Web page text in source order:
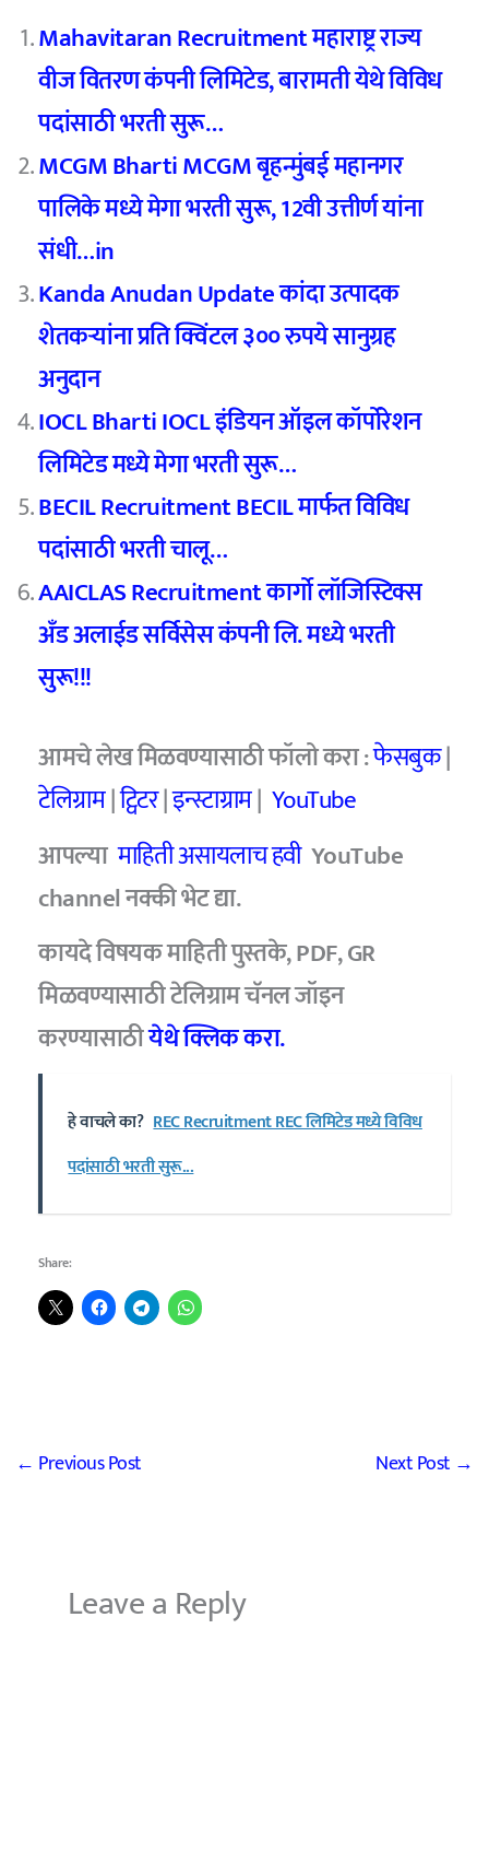
Mahavitaran Recruitment महाराष्ट्र राज्य
वीज वितरण कंपनी लिमिटेड, बारामती येथे विविध
पदांसाठी भरती सुरू…
MCGM Bharti MCGM बृहन्मुंबई महानगर
पालिके मध्ये मेगा भरती सुरू, 12वी उत्तीर्ण यांना
संधी…in
Kanda Anudan Update कांदा उत्पादक
शेतकऱ्यांना प्रति क्विंटल ३०० रुपये सानुग्रह
अनुदान
IOCL Bharti IOCL इंडियन ऑइल कॉर्पोरेशन
लिमिटेड मध्ये मेगा भरती सुरू…
BECIL Recruitment BECIL मार्फत विविध
पदांसाठी भरती चालू…
AAICLAS Recruitment कार्गो लॉजिस्टिक्स
अँड अलाईड सर्विसेस कंपनी लि. मध्ये भरती
सुरू!!!
आमचे लेख मिळवण्यासाठी फॉलो करा :फेसबुक|
टेलिग्राम|ट्विटर|इन्स्टाग्राम| YouTube
आपल्यामाहिती असायलाच हवी YouTube
channel नक्की भेट द्या.
कायदे विषयक माहिती पुस्तके, PDF, GR
मिळवण्यासाठी टेलिग्राम चॅनल जॉइन
करण्यासाठीयेथे क्लिक करा.
हे वाचले का? REC Recruitment REC लिमिटेड मध्ये विविध
पदांसाठी भरती सुरू...
Share:
← Previous Post Next Post →
Leave a Reply